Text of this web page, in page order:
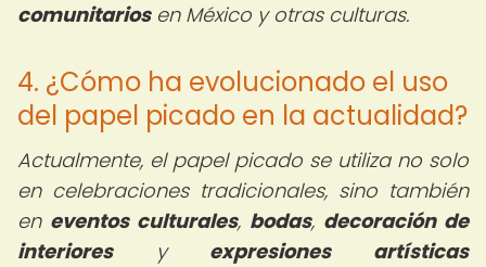
comunitariosen México y otras culturas.
4. ¿Cómo ha evolucionado el uso
del papel picado en la actualidad?
Actualmente, el papel picado se utiliza no solo
en celebraciones tradicionales, sino también
en eventos culturales, bodas, decoración de
interioresy expresiones artísticas